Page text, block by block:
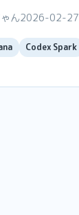
ん2026-02-27
Codex Spark